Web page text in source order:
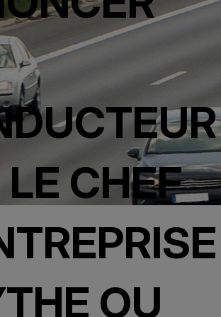
LE CHEF
OU